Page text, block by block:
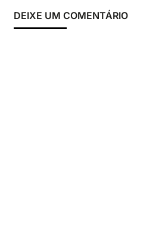
DEIXE UM COMENTÁRIO